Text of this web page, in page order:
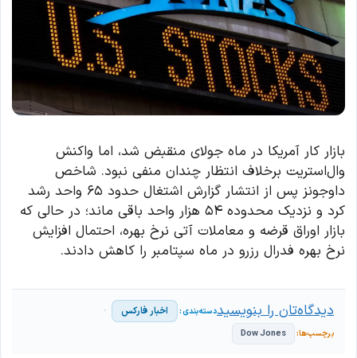
بازار کار آمریکا در ماه جولای منقبض شد، اما واکنش
وال‌استریت برخلاف انتظار چندان منفی نبود. شاخص
داوجونز پس از انتشار گزارش اشتغال حدود ۶۵ واحد رشد
کرد و نزدیک محدوده ۵۴ هزار واحد باقی ماند؛ در حالی که
بازار اوراق قرضه و معاملات آتی نرخ بهره، احتمال افزایش
نرخ بهره فدرال رزرو در ماه سپتامبر را کاهش دادند.
اخبار فارکس
Dow Jones
دیدگاه‌تان را بنویسید